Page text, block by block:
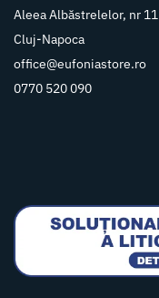
Aleea Albăstrelelor, nr 11
Cluj-Napoca
office@eufoniastore.ro
0770 520 090